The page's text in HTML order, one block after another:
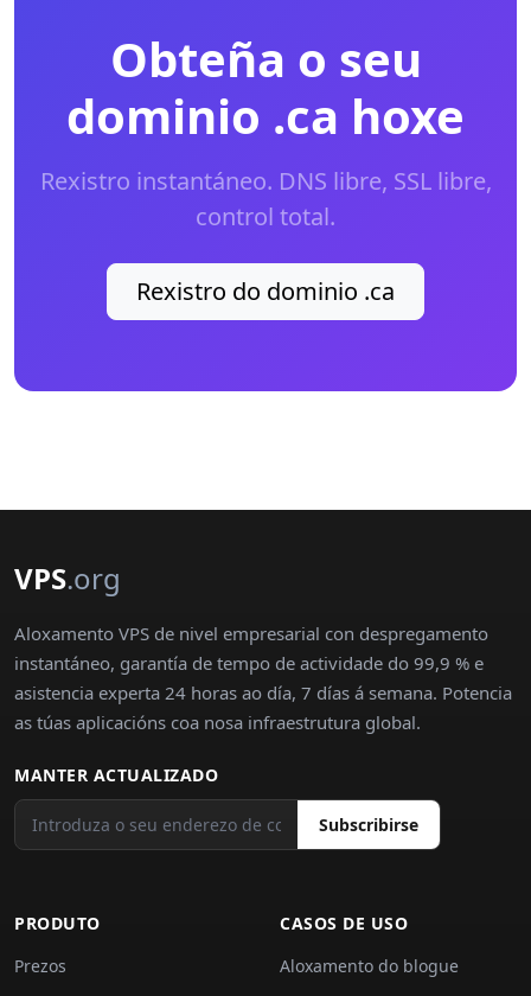
Obteña o seu
dominio .ca hoxe
Rexistro instantáneo. DNS libre, SSL libre,
control total.
Rexistro do dominio .ca
VPS.org
Aloxamento VPS de nivel empresarial con despregamento
instantáneo, garantía de tempo de actividade do 99,9 % e
asistencia experta 24 horas ao día, 7 días á semana. Potencia
as túas aplicacións coa nosa infraestrutura global.
MANTER ACTUALIZADO
Subscribirse
PRODUTO
Prezos
CASOS DE USO
Aloxamento do blogue